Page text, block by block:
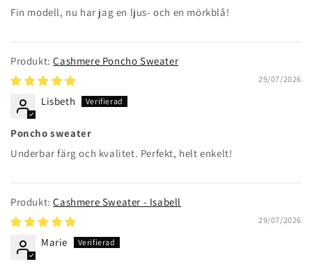
Fin modell, nu har jag en ljus- och en mörkblå!
Cashmere Poncho Sweater
29/07/2026
Lisbeth
Poncho sweater
Underbar färg och kvalitet. Perfekt, helt enkelt!
Cashmere Sweater - Isabell
29/07/2026
Marie